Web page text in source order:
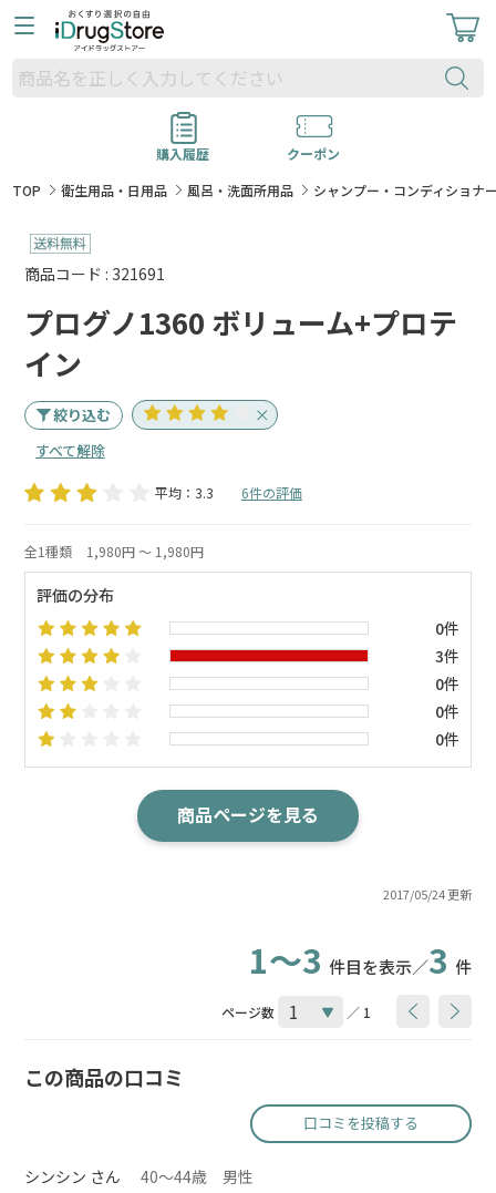
購入履歴
クーポン
TOP
衛生用品・日用品 風呂・洗面所用品 シャンプー・コンディショナ
商品コード : 321691
プログノ1360 ボリューム+プロテ
イン
絞り込む
すべて解除
平均：3.3 6件の評価
2017/05/24 更新
全1種類 1,980円 ～ 1,980円
評価の分布
0件
3件
0件
0件
0件
商品ページを見る
1～3 件目を表示／3 件
ページ数 ／ 1
この商品の口コミ
口コミを投稿する
シンシン さん 40～44歳 男性